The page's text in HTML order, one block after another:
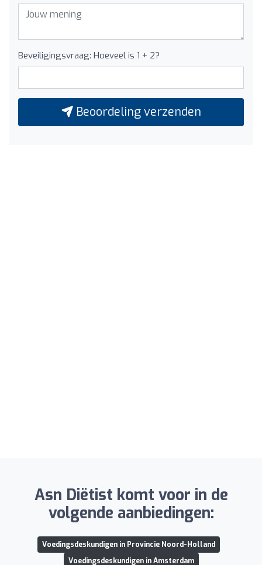
Beveiligingsvraag: Hoeveel is 1 + 2?
Beoordeling verzenden
Asn Diëtist komt voor in de
volgende aanbiedingen:
Voedingsdeskundigen in Provincie Noord-Holland
Voedingsdeskundigen in Amsterdam